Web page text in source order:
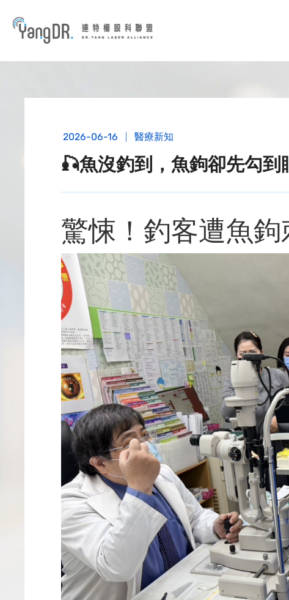
2026-06-16 醫療新知
🎣魚沒釣到，魚鉤卻先勾到
驚悚！釣客遭魚